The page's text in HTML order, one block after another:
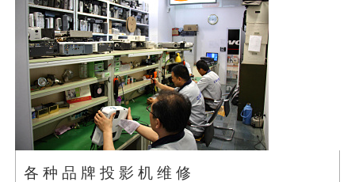
各 种 品 牌 投 影 机 维 修